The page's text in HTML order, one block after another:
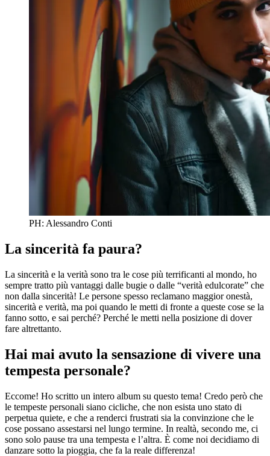
PH: Alessandro Conti
La sincerità fa paura?
La sincerità e la verità sono tra le cose più terrificanti al mondo, ho
sempre tratto più vantaggi dalle bugie o dalle “verità edulcorate” che
non dalla sincerità! Le persone spesso reclamano maggior onestà,
sincerità e verità, ma poi quando le metti di fronte a queste cose se la
fanno sotto, e sai perché? Perché le metti nella posizione di dover
fare altrettanto.
Hai mai avuto la sensazione di vivere una
tempesta personale?
Eccome! Ho scritto un intero album su questo tema! Credo però che
le tempeste personali siano cicliche, che non esista uno stato di
perpetua quiete, e che a renderci frustrati sia la convinzione che le
cose possano assestarsi nel lungo termine. In realtà, secondo me, ci
sono solo pause tra una tempesta e l’altra. È come noi decidiamo di
danzare sotto la pioggia, che fa la reale differenza!